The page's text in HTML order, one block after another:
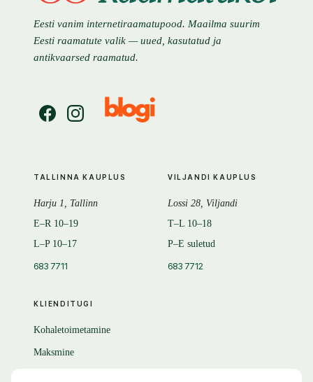
Eesti vanim internetiraamatupood. Maailma suurim
Eesti raamatute valik — uued, kasutatud ja
antikvaarsed raamatud.
KLIENDITUGI
Kohaletoimetamine
Maksmine
TALLINNA KAUPLUS
Harju 1, Tallinn
E–R 10–19
L–P 10–17
683 7711
VILJANDI KAUPLUS
Lossi 28, Viljandi
T–L 10–18
P–E suletud
683 7712